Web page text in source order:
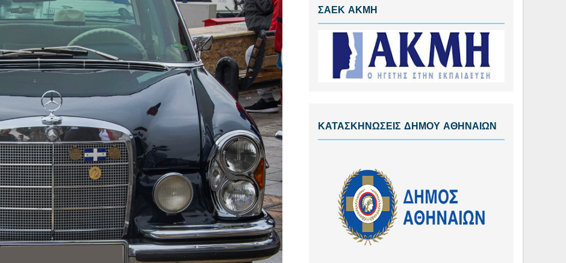
ΣΑΕΚ ΑΚΜΗ
ΚΑΤΑΣΚΗΝΩΣΕΙΣ ΔΗΜΟΥ ΑΘΗΝΑΙΩΝ